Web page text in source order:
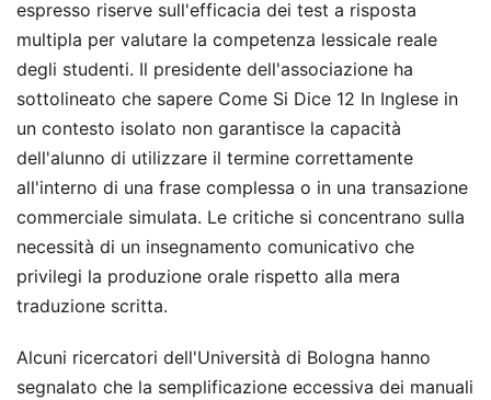
espresso riserve sull'efficacia dei test a risposta
multipla per valutare la competenza lessicale reale
degli studenti. Il presidente dell'associazione ha
sottolineato che sapere Come Si Dice 12 In Inglese in
un contesto isolato non garantisce la capacità
dell'alunno di utilizzare il termine correttamente
all'interno di una frase complessa o in una transazione
commerciale simulata. Le critiche si concentrano sulla
necessità di un insegnamento comunicativo che
privilegi la produzione orale rispetto alla mera
traduzione scritta.
Alcuni ricercatori dell'Università di Bologna hanno
segnalato che la semplificazione eccessiva dei manuali